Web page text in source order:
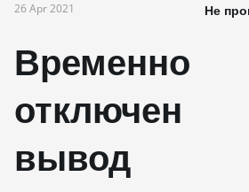
26 Apr 2021
Временно
отключен
вывод
Не